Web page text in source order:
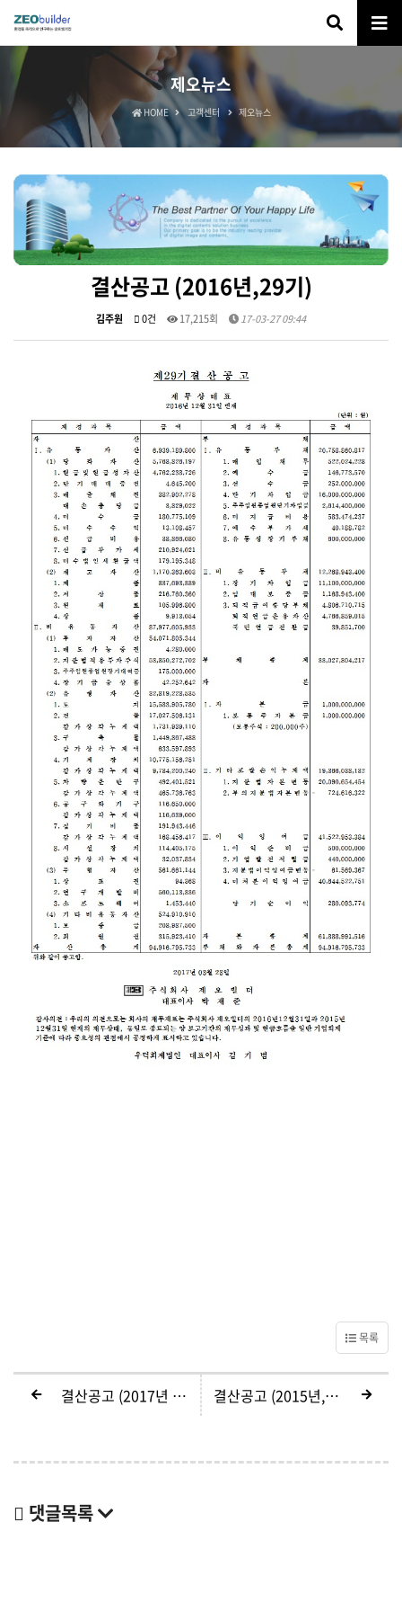
제오뉴스
HOME 고객센터 제오뉴스
결산공고 (2016년,29기)
김주원 0건 17,215회 17-03-27 09:44
목록
결산공고 (2017년 제30기) 결산공고 (2015년, 28기)
댓글목록